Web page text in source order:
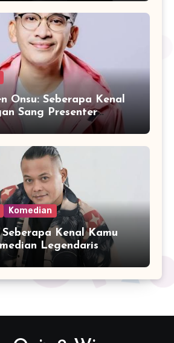
Onsu: Seberapa Kenal
Sang Presenter
Komedian
Kenal Kamu
Legendaris